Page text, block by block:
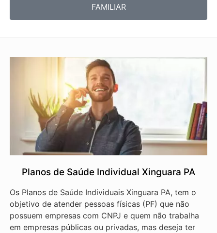
FAMILIAR
Planos de Saúde Individual Xinguara PA
Os Planos de Saúde Individuais Xinguara PA, tem o
objetivo de atender pessoas físicas (PF) que não
possuem empresas com CNPJ e quem não trabalha
em empresas públicas ou privadas, mas deseja ter